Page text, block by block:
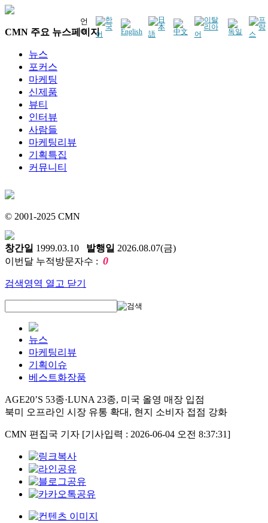
언
어
CMN 주요 뉴스페이지
뉴스
포커스
마케팅
신제품
뷰티
인터뷰
사람들
마케팅리뷰
기획특집
커뮤니티
© 2001-2025 CMN
창간일 1999.03.10 발행일 2026.08.07(금)
이번달 누적방문자수 : 0
검색영역 열고 닫기
뉴스
마케팅리뷰
기획이슈
베스트화장품
AGE20’S 53종·LUNA 23종, 미국 올영 매장 입점
북미 오프라인 시장 유통 확대, 현지 소비자 접점 강화
CMN 편집국 기자 [기사입력 : 2026-06-04 오전 8:37:31]